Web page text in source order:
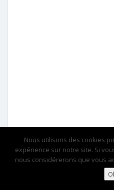
Contact
Nous utilisons des cookies
expérience sur notre site. Si
nous considérerons que vous